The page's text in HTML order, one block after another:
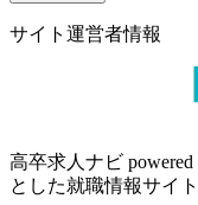
サイト運営者情報
高卒求人ナビ
とした就職情報サイト